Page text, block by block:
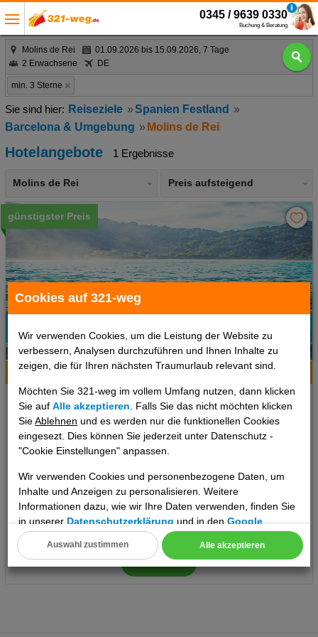
Cookies auf 321-weg
Wir verwenden Cookies, um die Leistung der Website zu
verbessern, Analysen durchzuführen und Ihnen Inhalte zu
zeigen, die für Ihren nächsten Traumurlaub relevant sind.
Möchten Sie 321-weg im vollem Umfang nutzen, dann klicken
Sie aufAlle akzeptieren . Falls Sie das nicht möchten klicken
SieAblehnen und es werden nur die funktionellen Cookies
eingesezt. Dies können Sie jederzeit unter Datenschutz -
"Cookie Einstellungen" anpassen.
Wir verwenden Cookies und personenbezogene Daten, um
Inhalte und Anzeigen zu personalisieren. Weitere
Informationen dazu, wie wir Ihre Daten verwenden, finden Sie
in unsererDatenschutzerklärung und in denGoogle
Datenschutz- und Nutzungsbedingungen
Cookie Einstellungen
Alle akzeptieren
Auswahl zustimmen
0345 / 9639 0330
Buchung & Beratung
Molins de Rei
01.09.2026 bis 15.09.2026, 7 Tage
2 Erwachsene
DE
min. 3 Sterne
Reiseziele
Spanien Festland
Barcelona & Umgebung
Molins de Rei
Hotelangebote 1 Ergebnisse
Molins de Rei Preis aufsteigend
günstigster Preis
Empfehlung
Hotelinfo
Holiday Inn Express Molins de Rei
Ort:Molins de Rei
Barcelona & Umgebung, Spanien Festland
Doppelzimmer, Frühstück
ab 842 €
pro Person
Termine